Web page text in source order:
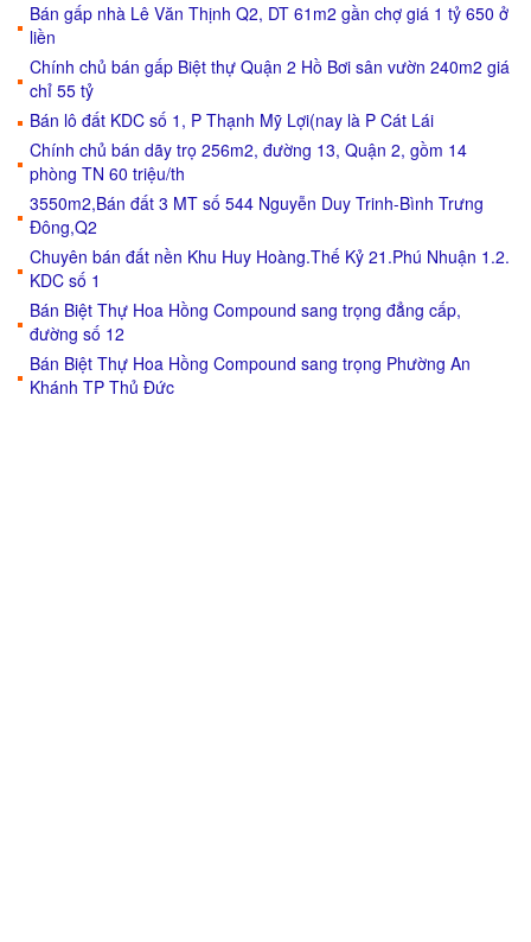
Bán gấp nhà Lê Văn Thịnh Q2, DT 61m2 gần chợ giá 1 tỷ 650 ở
liền
Chính chủ bán gấp Biệt thự Quận 2 Hồ Bơi sân vườn 240m2 giá
chỉ 55 tỷ
Bán lô đất KDC số 1, P Thạnh Mỹ Lợi(nay là P Cát Lái
Chính chủ bán dãy trọ 256m2, đường 13, Quận 2, gồm 14
phòng TN 60 triệu/th
3550m2,Bán đất 3 MT số 544 Nguyễn Duy Trinh-Bình Trưng
Đông,Q2
Chuyên bán đất nền Khu Huy Hoàng.Thế Kỷ 21.Phú Nhuận 1.2.
KDC số 1
Bán Biệt Thự Hoa Hồng Compound sang trọng đẳng cấp,
đường số 12
Bán Biệt Thự Hoa Hồng Compound sang trọng Phường An
Khánh TP Thủ Đức